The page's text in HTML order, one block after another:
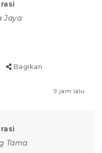
Jaya
Bagikan
9 jam lalu
Tama